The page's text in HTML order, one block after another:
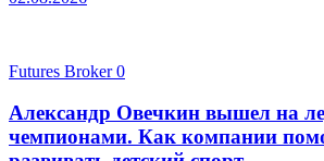
Futures Broker0
Александр Овечкин вышел на
чемпионами. Как компании